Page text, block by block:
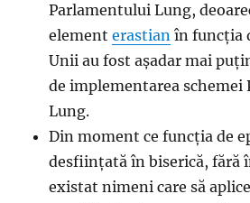
Parlamentului Lung,
elementerastian în funcția
Unii au fost așadar mai
de implementarea schemei
Lung.
Din moment ce funcția de
desființată în biserică, fără
existat nimeni care să